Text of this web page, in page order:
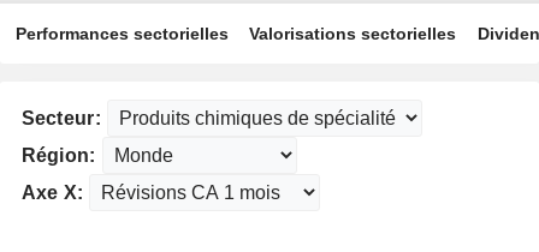
Performances sectorielles Valorisations sectorielles
Secteur:
Région:
Axe X: